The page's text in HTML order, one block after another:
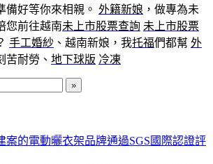
備好等你來相親。 外籍新娘 ，做專為未
您前往越南未上市股票查詢 未上市股票
手工婚紗 、越南新娘，我托福們都幫 外
苦耐勞、 地下球版 冷凍
案的電動曬衣架品牌通過SGS國際認證評